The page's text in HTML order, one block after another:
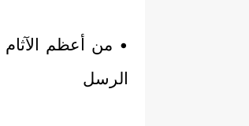
• من أعظم
الرسل